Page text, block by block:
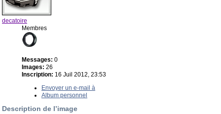
decatoire
Membres
Messages: 0
Images: 26
Inscription: 16 Juil 2012, 23:53
Envoyer un e-mail à
Album personnel
Description de l’image